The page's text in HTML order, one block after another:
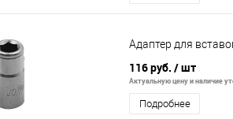
Адаптер для
116 руб. / шт
Актуальную цену и наличие
Подробнее